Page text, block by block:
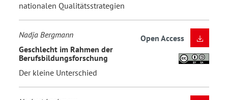
nationalen Qualitätsstrategien
Nadja Bergmann
Geschlecht im Rahmen der
Berufsbildungsforschung
Der kleine Unterschied
Open Access